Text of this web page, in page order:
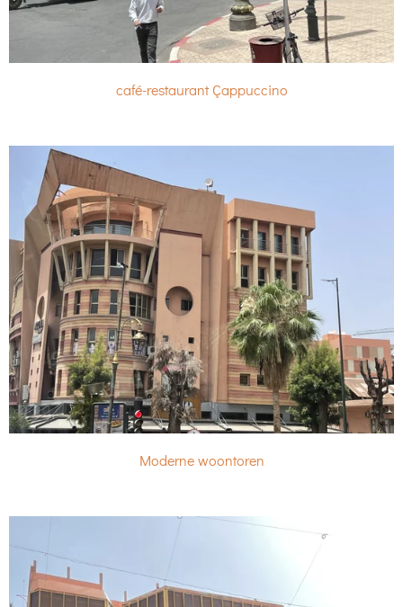
café-restaurant Çappuccino
Moderne woontoren